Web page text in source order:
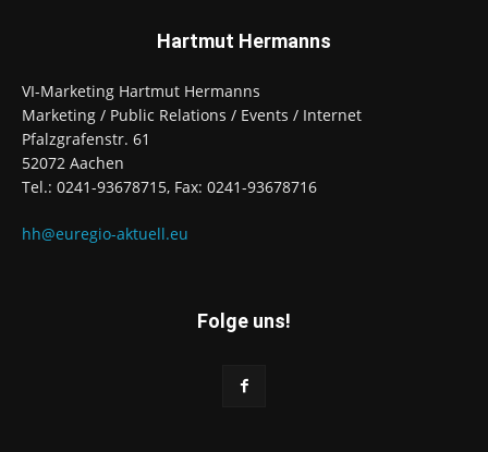
Hartmut Hermanns
VI-Marketing Hartmut Hermanns
Marketing / Public Relations / Events / Internet
Pfalzgrafenstr. 61
52072 Aachen
Tel.: 0241-93678715, Fax: 0241-93678716
hh@euregio-aktuell.eu
Folge uns!